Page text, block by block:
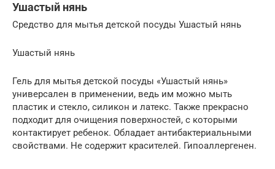
Ушастый нянь
Средство для мытья детской посуды Ушастый нянь
Ушастый нянь
Гель для мытья детской посуды «Ушастый нянь»
универсален в применении, ведь им можно мыть
пластик и стекло, силикон и латекс. Также прекрасно
подходит для очищения поверхностей, с которыми
контактирует ребенок. Обладает антибактериальными
свойствами. Не содержит красителей. Гипоаллергенен.